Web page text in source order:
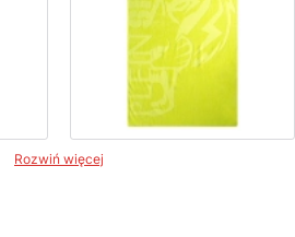
Rozwiń więcej